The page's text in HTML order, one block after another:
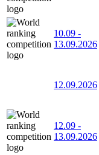
10.09 -
13.09.2026
12.09.2026
12.09 -
13.09.2026